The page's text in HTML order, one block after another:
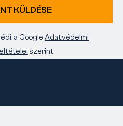
KÜLDÉSE
a Google Adatvédelmi
szerint.